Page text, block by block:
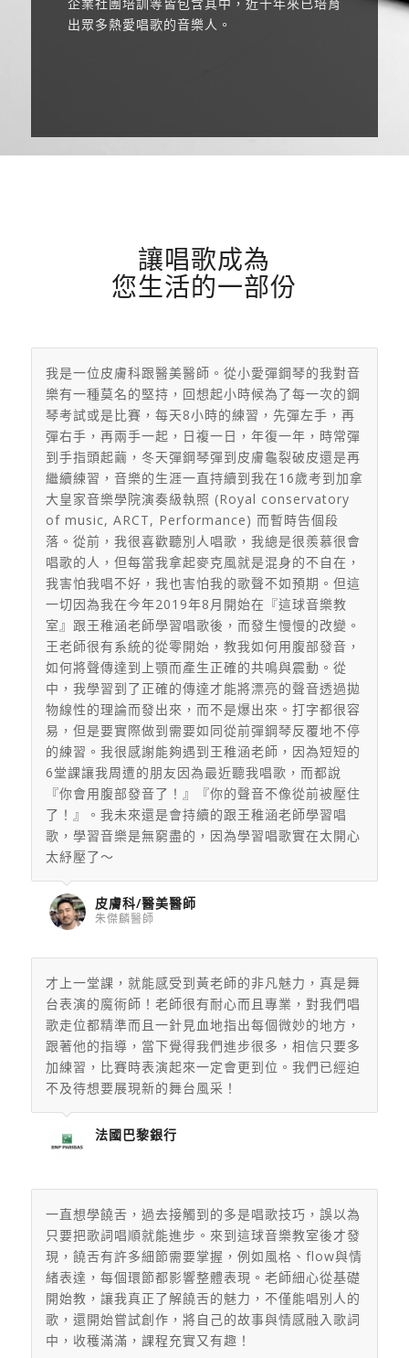
出眾多熱愛唱歌的音樂人。
讓唱歌成為
您生活的一部份
我是一位皮膚科跟醫美醫師。從小愛彈鋼琴的我對音
樂有一種莫名的堅持，回想起小時候為了每一次的鋼
琴考試或是比賽，每天8小時的練習，先彈左手，再
彈右手，再兩手一起，日複一日，年復一年，時常彈
到手指頭起繭，冬天彈鋼琴彈到皮膚龜裂破皮還是再
繼續練習，音樂的生涯一直持續到我在16歲考到加拿
大皇家音樂學院演奏級執照 (Royal conservatory
of music, ARCT, Performance) 而暫時告個段
落。從前，我很喜歡聽別人唱歌，我總是很羨慕很會
唱歌的人，但每當我拿起麥克風就是混身的不自在，
我害怕我唱不好，我也害怕我的歌聲不如預期。但這
一切因為我在今年2019年8月開始在『這球音樂教
室』跟王稚涵老師學習唱歌後，而發生慢慢的改變。
王老師很有系統的從零開始，教我如何用腹部發音，
如何將聲傳達到上顎而產生正確的共鳴與震動。從
中，我學習到了正確的傳達才能將漂亮的聲音透過拋
物線性的理論而發出來，而不是爆出來。打字都很容
易，但是要實際做到需要如同從前彈鋼琴反覆地不停
的練習。我很感謝能夠遇到王稚涵老師，因為短短的
6堂課讓我周遭的朋友因為最近聽我唱歌，而都說
『你會用腹部發音了！』『你的聲音不像從前被壓住
了！』。我未來還是會持續的跟王稚涵老師學習唱
歌，學習音樂是無窮盡的，因為學習唱歌實在太開心
太紓壓了～
皮膚科/醫美醫師
朱傑麟醫師
才上一堂課，就能感受到黃老師的非凡魅力， 真是舞
台表演的魔術師！老師很有耐心而且專業， 對我們唱
歌走位都精準而且一針見血地指出每個微妙的地方，
跟著他的指導，當下覺得我們進步很多，相信只要多
加練習， 比賽時表演起來一定會更到位。 我們已經迫
不及待想要展現新的舞台風采！
法國巴黎銀行
一直想學饒舌，過去接觸到的多是唱歌技巧，誤以為
只要把歌詞唱順就能進步。來到這球音樂教室後才發
現，饒舌有許多細節需要掌握，例如風格、flow與情
緒表達，每個環節都影響整體表現。老師細心從基礎
開始教，讓我真正了解饒舌的魅力，不僅能唱別人的
歌，還開始嘗試創作，將自己的故事與情感融入歌詞
中，收穫滿滿，課程充實又有趣！